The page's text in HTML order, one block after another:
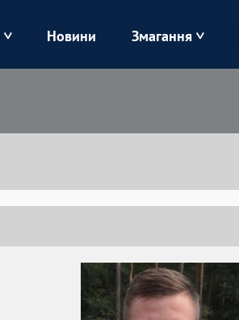
Колос
Новини Змагання